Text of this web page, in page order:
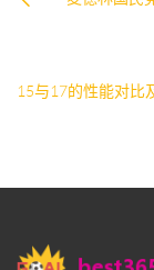
15与17的性能对比